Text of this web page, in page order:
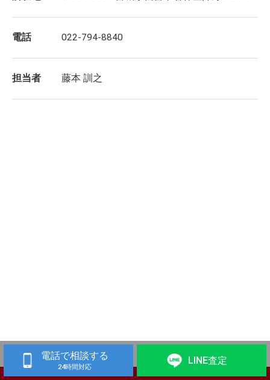
電話 022-794-8840
担当者 藤本 訓之
電話で相談する
24時間対応
LINE査定